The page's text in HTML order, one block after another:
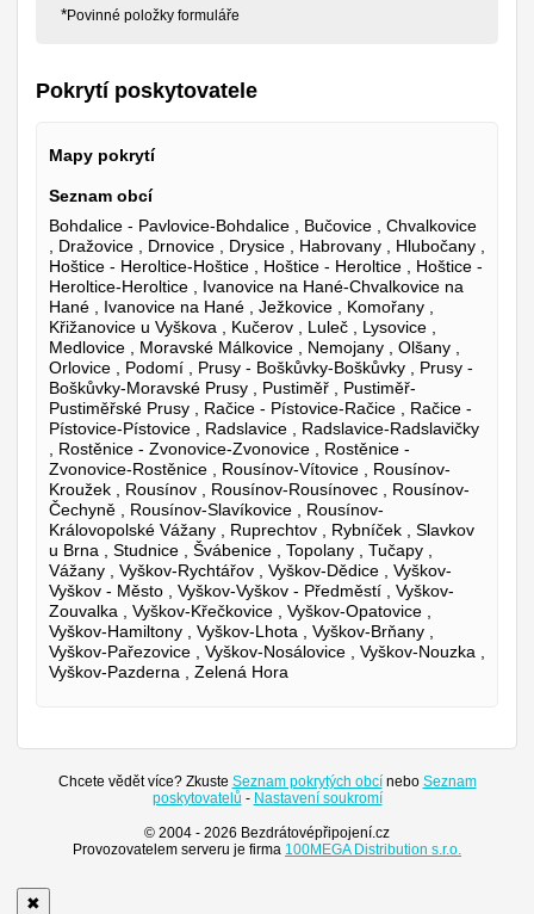
Pokrytí poskytovatele
Mapy pokrytí
Seznam obcí
Bohdalice - Pavlovice-Bohdalice , Bučovice , Chvalkovice
, Dražovice , Drnovice , Drysice , Habrovany , Hlubočany ,
Hoštice - Heroltice-Hoštice , Hoštice - Heroltice , Hoštice -
Heroltice-Heroltice , Ivanovice na Hané-Chvalkovice na
Hané , Ivanovice na Hané , Ježkovice , Komořany ,
Křižanovice u Vyškova , Kučerov , Luleč , Lysovice ,
Medlovice , Moravské Málkovice , Nemojany , Olšany ,
Orlovice , Podomí , Prusy - Boškůvky-Boškůvky , Prusy -
Boškůvky-Moravské Prusy , Pustiměř , Pustiměř-
Pustiměřské Prusy , Račice - Pístovice-Račice , Račice -
Pístovice-Pístovice , Radslavice , Radslavice-Radslavičky
, Rostěnice - Zvonovice-Zvonovice , Rostěnice -
Zvonovice-Rostěnice , Rousínov-Vítovice , Rousínov-
Kroužek , Rousínov , Rousínov-Rousínovec , Rousínov-
Čechyně , Rousínov-Slavíkovice , Rousínov-
Královopolské Vážany , Ruprechtov , Rybníček , Slavkov
u Brna , Studnice , Švábenice , Topolany , Tučapy ,
Vážany , Vyškov-Rychtářov , Vyškov-Dědice , Vyškov-
Vyškov - Město , Vyškov-Vyškov - Předměstí , Vyškov-
Zouvalka , Vyškov-Křečkovice , Vyškov-Opatovice ,
Vyškov-Hamiltony , Vyškov-Lhota , Vyškov-Brňany ,
Vyškov-Pařezovice , Vyškov-Nosálovice , Vyškov-Nouzka ,
Vyškov-Pazderna , Zelená Hora
*Povinné položky formuláře
Chcete vědět více? Zkuste Seznam pokrytých obcínebo Seznam
poskytovatelů - Nastavení soukromí
© 2004 - 2026 Bezdrátovépřipojení.cz
Provozovatelem serveru je firma 100MEGA Distribution s.r.o.
✖